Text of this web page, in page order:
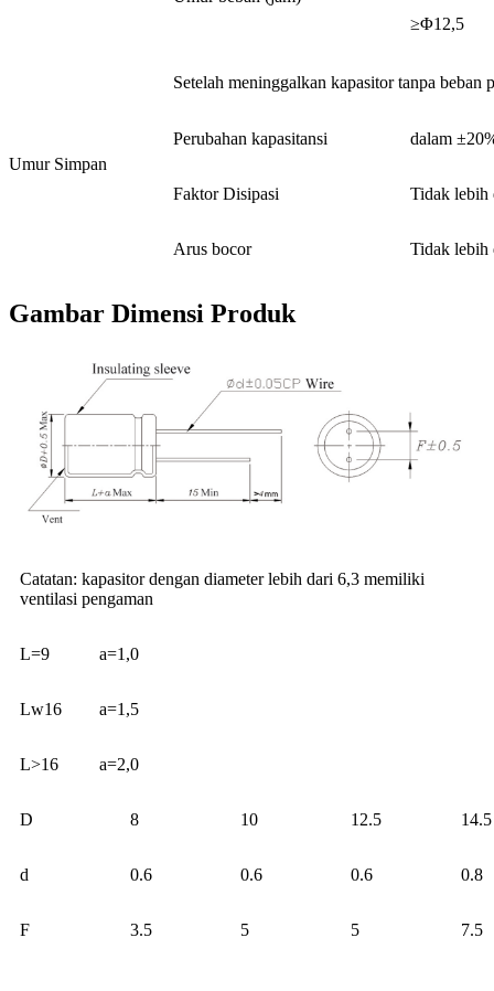
≥Φ12,5
Umur Simpan
Setelah meninggalkan kapasitor tanpa
Perubahan kapasitansi dalam
Faktor Disipasi Tidak lebih
Arus bocor Tidak lebih
Gambar Dimensi Produk
Catatan: kapasitor dengan diameter lebih dari 6,3 memiliki
ventilasi pengaman
L=9 a=1,0
Lw16 a=1,5
L>16 a=2,0
D 8 10 12.5 14.5
d 0.6 0.6 0.6 0.8
F 3.5 5 5 7.5